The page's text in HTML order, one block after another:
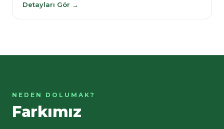
Detayları Gör →
NEDEN DOLUMAK?
Farkımız